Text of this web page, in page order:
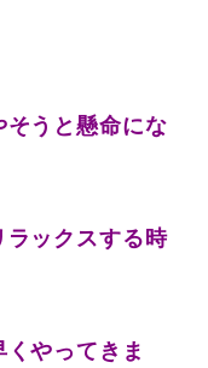
うと懸命にな
ックスする時
やってきま